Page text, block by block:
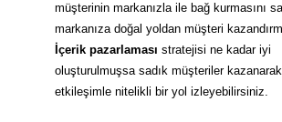
müşterinin markanızla ile bağ kurmasını
markanıza doğal yoldan müşteri
İçerik pazarlaması stratejisi ne kadar iyi
oluşturulmuşsa sadık müşteriler
etkileşimle nitelikli bir yol izleyebilirsiniz.